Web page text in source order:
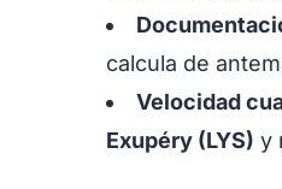
calcula de
Velocidad
Exupéry (LYS) y